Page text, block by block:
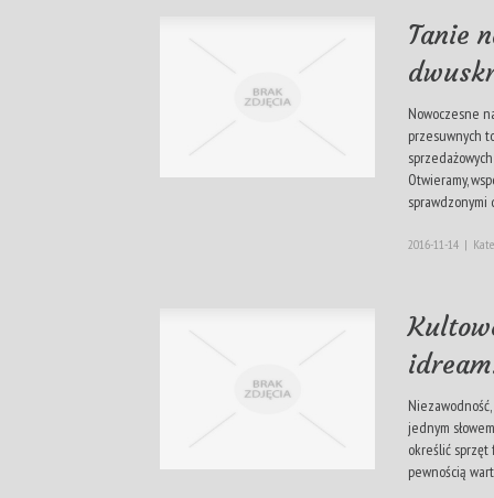
Tanie
Nowoczesne
przesuwnych
Otwieramy,
sprawdzonymi
2016-11-14 |
jednym
określić sprzęt
pewnością